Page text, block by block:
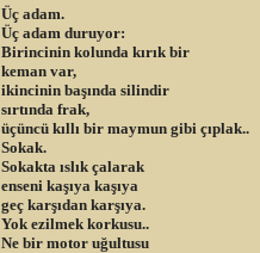
Üç adam.
Üç adam duruyor:
Birincinin kolunda kırık bir
keman var,
ikincinin başında silindir
sırtında frak,
üçüncü kıllı bir maymun gibi çıplak..
Sokak.
Sokakta ıslık çalarak
enseni kaşıya kaşıya
geç karşıdan karşıya.
Yok ezilmek korkusu..
Ne bir motor uğultusu